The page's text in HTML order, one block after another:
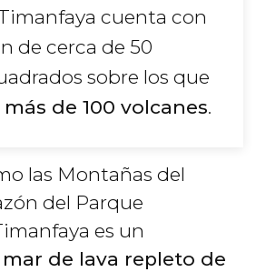
cuenta con
de cerca de 50
sobre los que
más de 100 volcanes.
las Montañas del
del Parque
es un
de lava repleto de